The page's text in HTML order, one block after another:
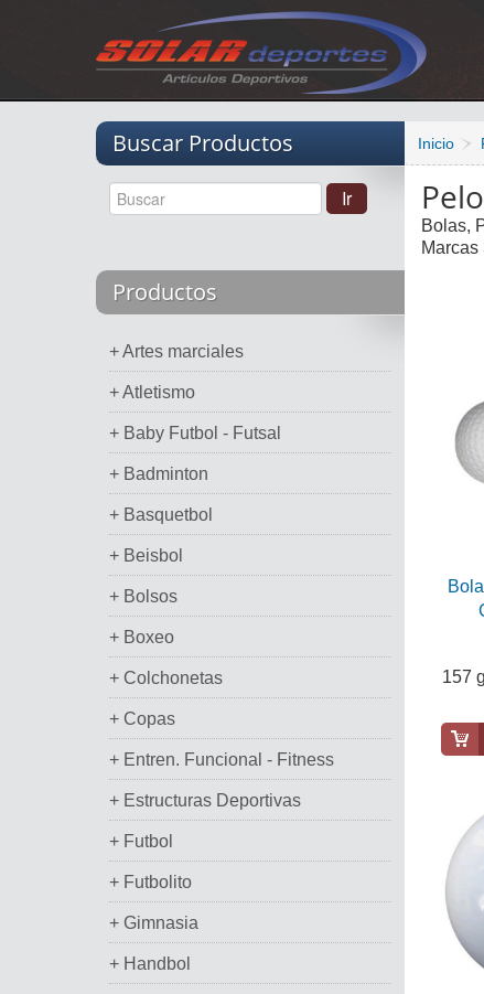
Buscar Productos
Productos
+ Artes marciales
+ Atletismo
+ Baby Futbol - Futsal
+ Badminton
+ Basquetbol
+ Beisbol
+ Bolsos
+ Boxeo
+ Colchonetas
+ Copas
+ Entren. Funcional - Fitness
+ Estructuras Deportivas
+ Futbol
+ Futbolito
+ Gimnasia
+ Handbol
Inicio
Bolas,
Marcas
157